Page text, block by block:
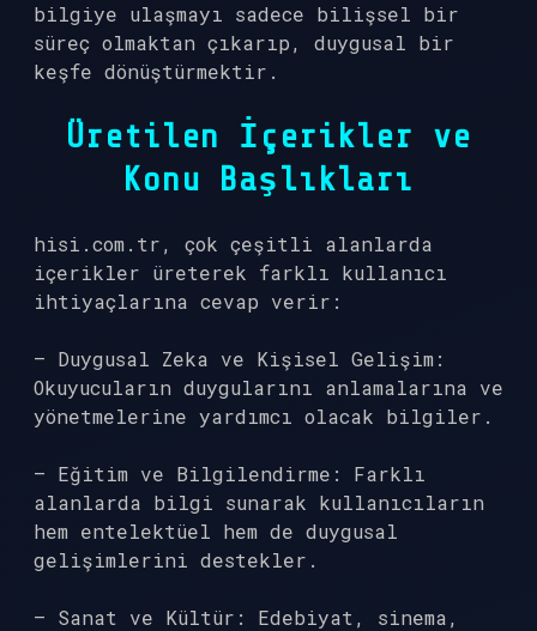
bilgiye ulaşmayı sadece bilişsel bir
süreç olmaktan çıkarıp, duygusal bir
keşfe dönüştürmektir.
Üretilen İçerikler ve
Konu Başlıkları
hisi.com.tr, çok çeşitli alanlarda
içerikler üreterek farklı kullanıcı
ihtiyaçlarına cevap verir:
– Duygusal Zeka ve Kişisel Gelişim:
Okuyucuların duygularını anlamalarına ve
yönetmelerine yardımcı olacak bilgiler.
– Eğitim ve Bilgilendirme: Farklı
alanlarda bilgi sunarak kullanıcıların
hem entelektüel hem de duygusal
gelişimlerini destekler.
– Sanat ve Kültür: Edebiyat, sinema,